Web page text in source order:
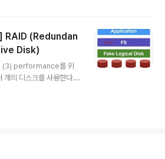
지 않기 때문에 string fil
와 매핑시킨다. path-in
root 파일(inode 2번)에
directory를 read할 때
약 /e..
(Redundan
Disk)
performance를 위
개의 디스크를 사용한다. J
어난 것이 전부 RAID: 여
는 단어가 들어간 이유